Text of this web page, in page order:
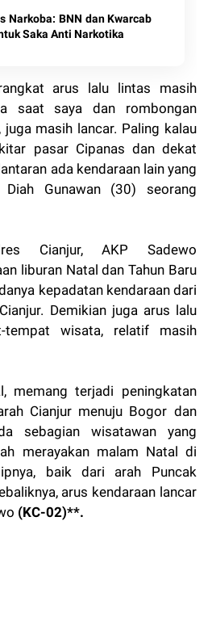
Narkoba: BNN dan Kwarcab
Saka Anti Narkotika
arus lalu lintas masih
saat saya dan rombongan
masih lancar. Paling kalau
pasar Cipanas dan dekat
ada kendaraan lain yang
Gunawan (30) seorang
Cianjur, AKP Sadewo
liburan Natal dan Tahun Baru
kepadatan kendaraan dari
Demikian juga arus lalu
tempat wisata, relatif masih
memang terjadi peningkatan
Cianjur menuju Bogor dan
sebagian wisatawan yang
merayakan malam Natal di
baik dari arah Puncak
arus kendaraan lancar
(KC-02)**.